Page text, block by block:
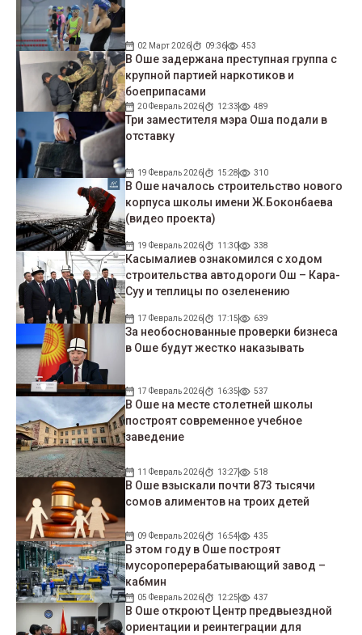
02 Март 2026 09:36 453
В Оше задержана преступная группа с
крупной партией наркотиков и
боеприпасами
20 Февраль 2026 12:33 489
Три заместителя мэра Оша подали в
отставку
19 Февраль 2026 15:28 310
В Оше началось строительство нового
корпуса школы имени Ж.Боконбаева
(видео проекта)
19 Февраль 2026 11:30 338
Касымалиев ознакомился с ходом
строительства автодороги Ош – Кара-
Суу и теплицы по озеленению
17 Февраль 2026 17:15 639
За необоснованные проверки бизнеса
в Оше будут жестко наказывать
17 Февраль 2026 16:35 537
В Оше на месте столетней школы
построят современное учебное
заведение
11 Февраль 2026 13:27 518
В Оше взыскали почти 873 тысячи
сомов алиментов на троих детей
09 Февраль 2026 16:54 435
В этом году в Оше построят
мусороперерабатывающий завод –
кабмин
05 Февраль 2026 12:25 437
В Оше откроют Центр предвыездной
ориентации и реинтеграции для